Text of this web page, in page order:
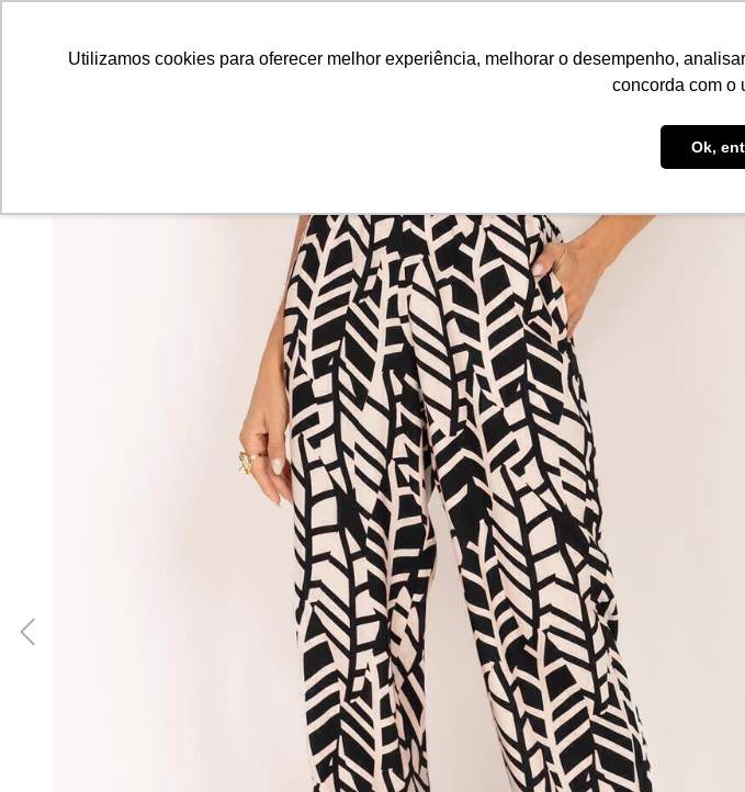
Utilizamos cookies para oferecer melhor experiência, melhorar o desempenho,
concorda com o
Ok,